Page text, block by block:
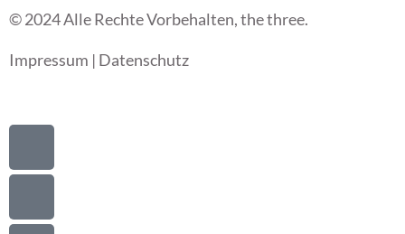
© 2024 Alle Rechte Vorbehalten, the three.
Impressum | Datenschutz